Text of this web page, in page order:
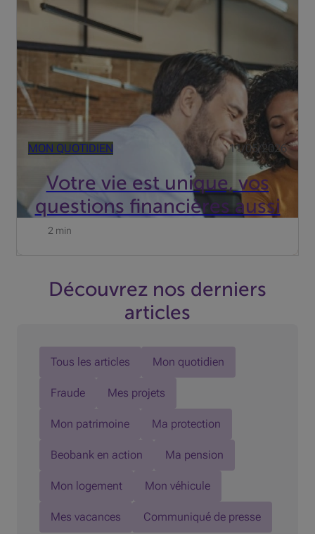
MON QUOTIDIEN 11/05/2026
Votre vie est unique, vos
questions financières aussi
répondre à toutes vos questions et préparer avec vous
vos projets d’avenir.
2 min
Découvrez nos derniers
articles
Tous les articles Mon quotidien
Fraude Mes projets
Mon patrimoine Ma protection
Beobank en action Ma pension
Mon logement Mon véhicule
Mes vacances Communiqué de presse